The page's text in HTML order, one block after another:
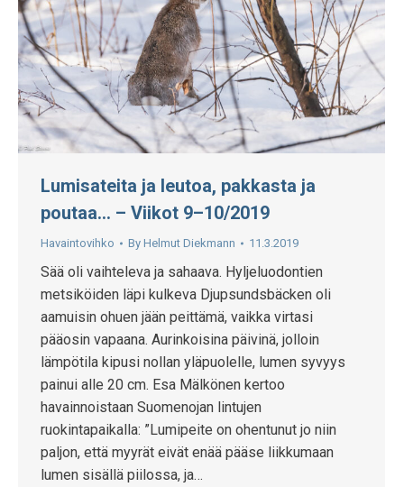
Lumisateita ja leutoa, pakkasta ja
poutaa… – Viikot 9–10/2019
Havaintovihko By Helmut Diekmann 11.3.2019
Sää oli vaihteleva ja sahaava. Hyljeluodontien
metsiköiden läpi kulkeva Djupsundsbäcken oli
aamuisin ohuen jään peittämä, vaikka virtasi
pääosin vapaana. Aurinkoisina päivinä, jolloin
lämpötila kipusi nollan yläpuolelle, lumen syvyys
painui alle 20 cm. Esa Mälkönen kertoo
havainnoistaan Suomenojan lintujen
ruokintapaikalla: ”Lumipeite on ohentunut jo niin
paljon, että myyrät eivät enää pääse liikkumaan
lumen sisällä piilossa, ja…